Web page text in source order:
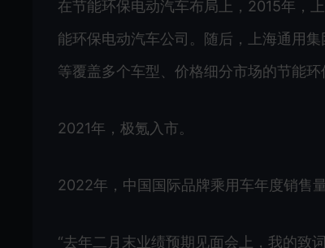
在节能环保电动汽车布局上，2015年，
能环保电动汽车公司。随后，上海通用
等覆盖多个车型、价格细分市场的节能环
2021年，极氪入市。
2022年，中国国际品牌乘用车年度销售
“去年二月末业绩预期见面会上，我的致